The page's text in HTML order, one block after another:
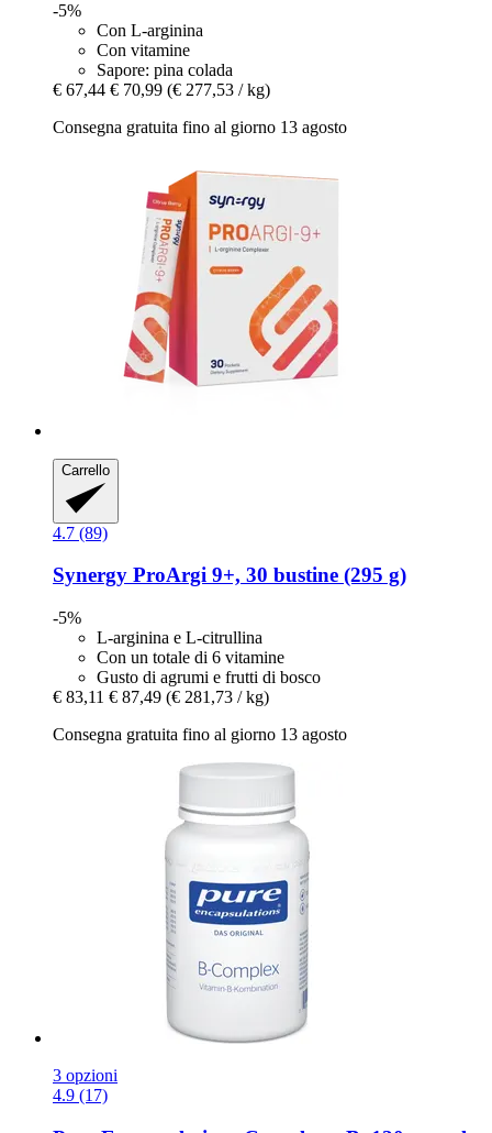
-5%
Con L-arginina
Con vitamine
Sapore: pina colada
€ 67,44 € 70,99 (€ 277,53 / kg)
Consegna gratuita fino al giorno 13 agosto
Carrello
4.7 (89)
Synergy ProArgi 9+, 30 bustine (295 g)
-5%
L-arginina e L-citrullina
Con un totale di 6 vitamine
Gusto di agrumi e frutti di bosco
€ 83,11 € 87,49 (€ 281,73 / kg)
Consegna gratuita fino al giorno 13 agosto
3 opzioni
4.9 (17)